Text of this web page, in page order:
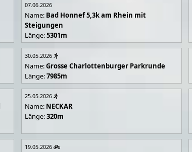
07.06.2026
Name: Bad Honnef 5,3k am Rhein mit
Steigungen
Länge:5301m
30.05.2026
Name:Grosse Charlottenburger Parkrunde
Länge:7985m
25.05.2026
Name: NECKAR
Länge:320m
19.05.2026